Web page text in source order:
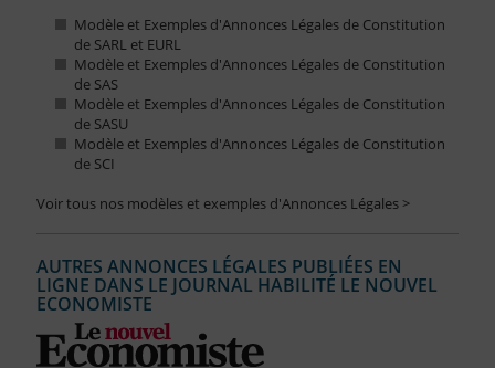
Modèle et Exemples d'Annonces Légales de Constitution
de SARL et EURL
Modèle et Exemples d'Annonces Légales de Constitution
de SAS
Modèle et Exemples d'Annonces Légales de Constitution
de SASU
Modèle et Exemples d'Annonces Légales de Constitution
de SCI
Voir tous nos modèles et exemples d'Annonces Légales >
AUTRES ANNONCES LÉGALES PUBLIÉES EN
LIGNE DANS LE JOURNAL HABILITÉ LE NOUVEL
ECONOMISTE